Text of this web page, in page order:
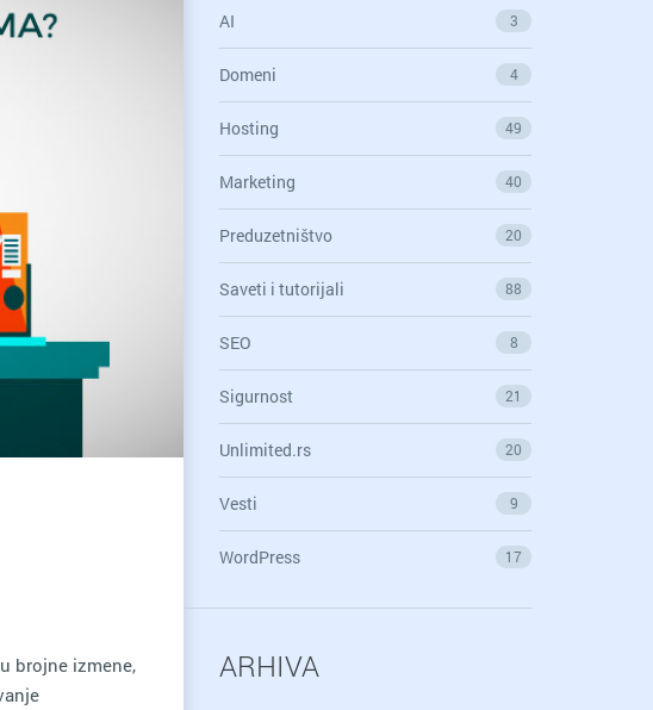
brojne izmene,
AI 3
Domeni 4
Hosting 49
Marketing 40
Preduzetništvo 20
Saveti i tutorijali 88
SEO 8
Sigurnost 21
Unlimited.rs 20
Vesti 9
WordPress 17
ARHIVA